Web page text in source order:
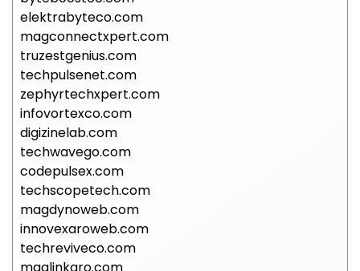
elektrabyteco.com
magconnectxpert.com
truzestgenius.com
techpulsenet.com
zephyrtechxpert.com
infovortexco.com
digizinelab.com
techwavego.com
codepulsex.com
techscopetech.com
magdynoweb.com
innovexaroweb.com
techreviveco.com